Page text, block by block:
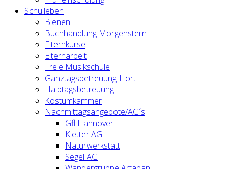
Schulleben
Bienen
Buchhandlung Morgenstern
Elternkurse
Elternarbeit
Freie Musikschule
Ganztagsbetreuung-Hort
Halbtagsbetreuung
Kostümkammer
Nachmittagsangebote/AG´s
Gfl Hannover
Kletter AG
Naturwerkstatt
Segel AG